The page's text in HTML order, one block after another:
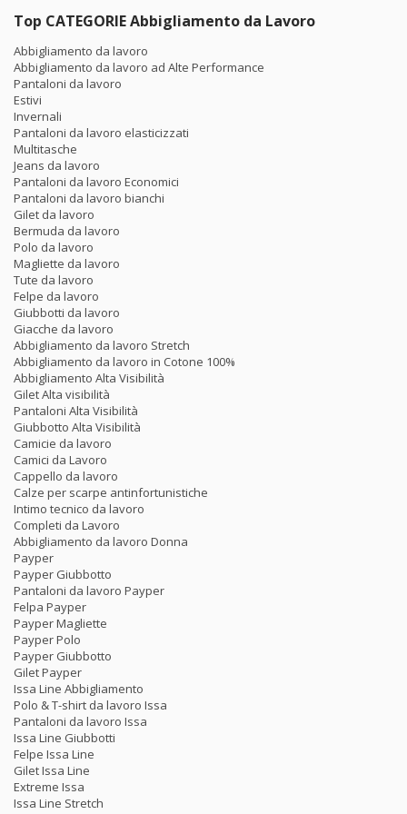
Top CATEGORIE Abbigliamento da Lavoro
Abbigliamento da lavoro
Abbigliamento da lavoro ad Alte Performance
Pantaloni da lavoro
Estivi
Invernali
Pantaloni da lavoro elasticizzati
Multitasche
Jeans da lavoro
Pantaloni da lavoro Economici
Pantaloni da lavoro bianchi
Gilet da lavoro
Bermuda da lavoro
Polo da lavoro
Magliette da lavoro
Tute da lavoro
Felpe da lavoro
Giubbotti da lavoro
Giacche da lavoro
Abbigliamento da lavoro Stretch
Abbigliamento da lavoro in Cotone 100%
Abbigliamento Alta Visibilità
Gilet Alta visibilità
Pantaloni Alta Visibilità
Giubbotto Alta Visibilità
Camicie da lavoro
Camici da Lavoro
Cappello da lavoro
Calze per scarpe antinfortunistiche
Intimo tecnico da lavoro
Completi da Lavoro
Abbigliamento da lavoro Donna
Payper
Payper Giubbotto
Pantaloni da lavoro Payper
Felpa Payper
Payper Magliette
Payper Polo
Payper Giubbotto
Gilet Payper
Issa Line Abbigliamento
Polo & T-shirt da lavoro Issa
Pantaloni da lavoro Issa
Issa Line Giubbotti
Felpe Issa Line
Gilet Issa Line
Extreme Issa
Issa Line Stretch